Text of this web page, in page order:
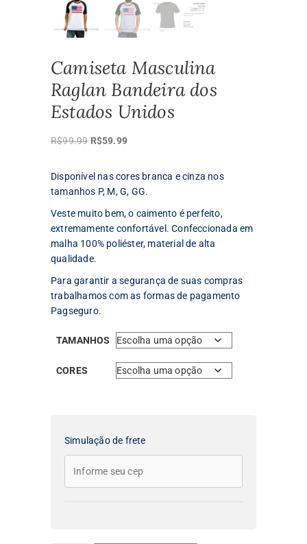
Camiseta Masculina
Raglan Bandeira dos
Estados Unidos
R$99.99 O
original
R$59.99O
atual
Disponível nas cores branca e cinza nos
tamanhos P, M, G, GG.
Veste muito bem, o caimento é perfeito,
extremamente confortável. Confeccionada em
malha 100% poliéster, material de alta
qualidade.
Para garantir a segurança de suas compras
trabalhamos com as formas de pagamento
Pagseguro.
TAMANHOS
CORES
Simulação de frete